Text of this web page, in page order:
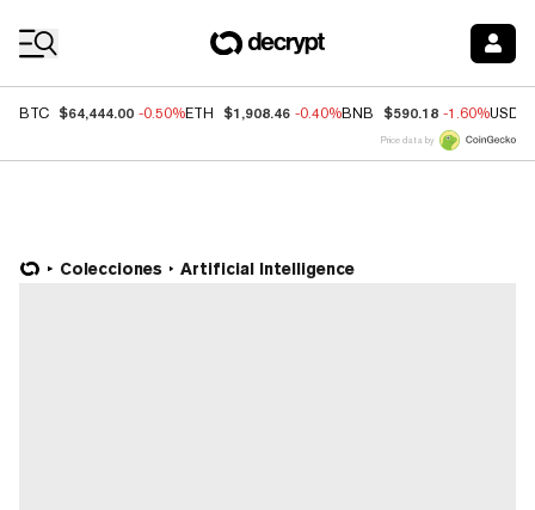
BTC $64,444.00 -0.50%ETH $1,908.46 -0.40%BNB $590.18 -1.60%USDC
Price data by
Colecciones Artificial Intelligence